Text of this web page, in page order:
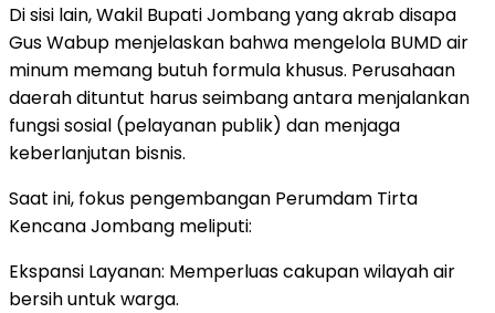
Di sisi lain, Wakil Bupati Jombang yang akrab disapa
Gus Wabup menjelaskan bahwa mengelola BUMD air
minum memang butuh formula khusus. Perusahaan
daerah dituntut harus seimbang antara menjalankan
fungsi sosial (pelayanan publik) dan menjaga
keberlanjutan bisnis.
Saat ini, fokus pengembangan Perumdam Tirta
Kencana Jombang meliputi:
Ekspansi Layanan: Memperluas cakupan wilayah air
bersih untuk warga.